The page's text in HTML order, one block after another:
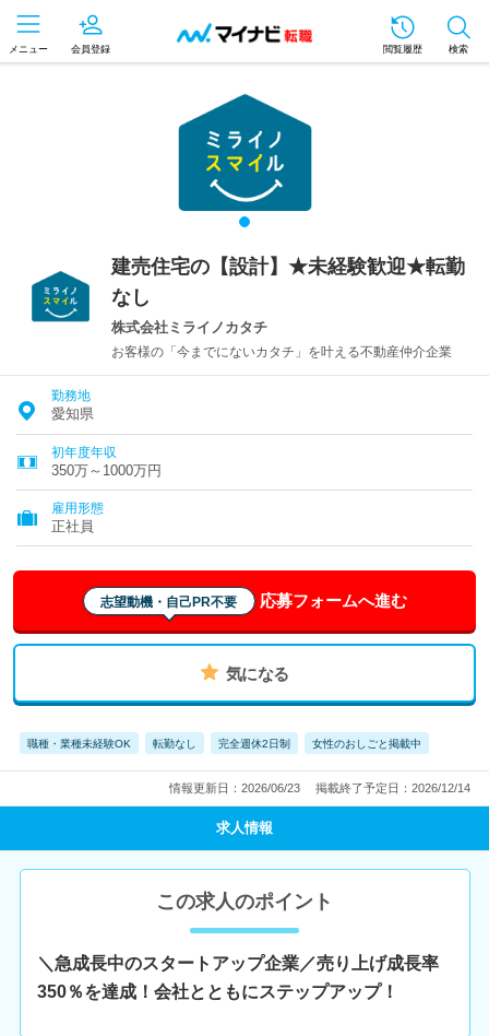
メニュー 会員登録 閲覧履歴 検索
建売住宅の【設計】★未経験歓迎★転勤
なし
株式会社ミライノカタチ
お客様の「今までにないカタチ」を叶える不動産仲介企業
勤務地
愛知県
初年度年収
350万～1000万円
雇用形態
正社員
志望動機・自己PR不要 応募フォームへ進む
気になる
職種・業種未経験OK 転勤なし 完全週休2日制 女性のおしごと掲載中
情報更新日：2026/06/23 掲載終了予定日：2026/12/14
求人情報
この求人のポイント
＼急成長中のスタートアップ企業／売り上げ成長率
350％を達成！会社とともにステップアップ！